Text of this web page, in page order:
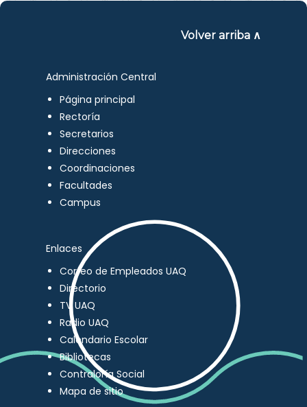
Volver arriba ∧
Administración Central
Página principal
Rectoría
Secretarios
Direcciones
Coordinaciones
Facultades
Campus
Enlaces
Correo de Empleados UAQ
Directorio
TV UAQ
Radio UAQ
Calendario Escolar
Bibliotecas
Contraloría Social
Mapa de sitio